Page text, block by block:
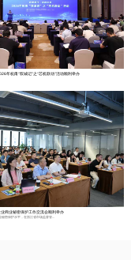
年杭甬“双城记”之“芯机联动”活动顺利举办
商业秘密保护工作交流会顺利举办
秘密保护水平，在浙江省市场监督管...